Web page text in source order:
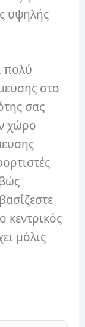
υψηλής
πολύ
στο
σας
χώρο
κεντρικός
μόλις